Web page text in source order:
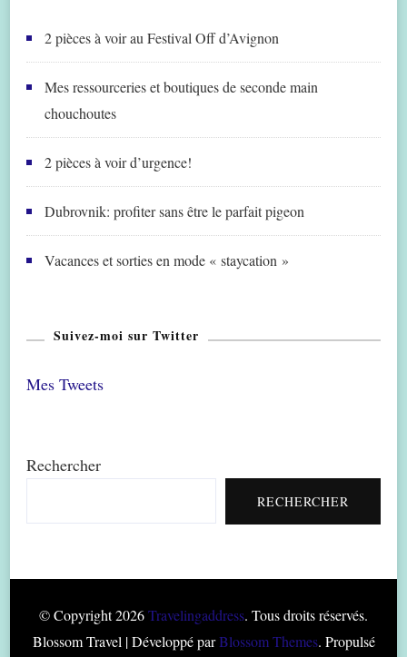
2 pièces à voir au Festival Off d’Avignon
Mes ressourceries et boutiques de seconde main
chouchoutes
2 pièces à voir d’urgence!
Dubrovnik: profiter sans être le parfait pigeon
Vacances et sorties en mode « staycation »
Suivez-moi sur Twitter
Mes Tweets
Rechercher
RECHERCHER
© Copyright 2026Travelingaddress. Tous droits réservés.
Blossom Travel | Développé parBlossom Themes. Propulsé